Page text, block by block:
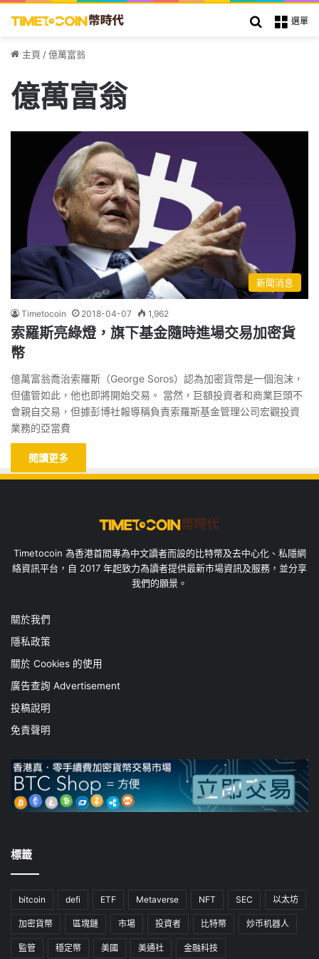
選單
搜索
主頁 /億萬富翁
億萬富翁
新聞消息
Timetocoin 2018-04-07 1,962
索羅斯亮綠燈，旗下基金隨時進場交易加密貨
幣
億萬富翁喬治索羅斯（George Soros）認為加密貨幣是一個泡沫，
但儘管如此，他也即將開始交易。 當然，巨額投資者和商業巨頭不
會親自交易，但據彭博社報導稱負責索羅斯基金管理公司宏觀投資
業務的亞當費
閱讀更多
Timetocoin 為香港首間專為中文讀者而設的比特幣及去中心化、私隱網
絡資訊平台，自 2017 年起致力為讀者提供最新市場資訊及服務，並分享
我們的願景。
關於我們
隱私政策
關於 Cookies 的使用
廣告查詢 Advertisement
投稿說明
免責聲明
標籤
bitcoin defi ETF Metaverse NFT SEC 以太坊
加密貨幣 區塊鏈 市場 投資者 比特幣 炒币机器人
監管 穩定幣 美國 美通社 金融科技